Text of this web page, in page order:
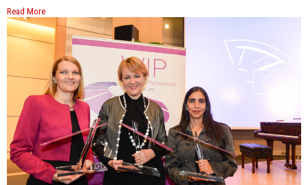
Read More